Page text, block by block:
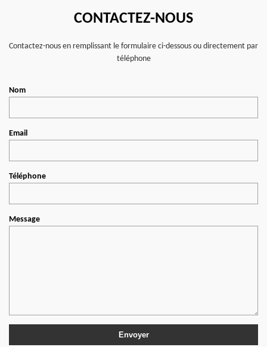
CONTACTEZ-NOUS
Contactez-nous en remplissant le formulaire ci-dessous ou directement par
téléphone
Nom
Email
Téléphone
Message